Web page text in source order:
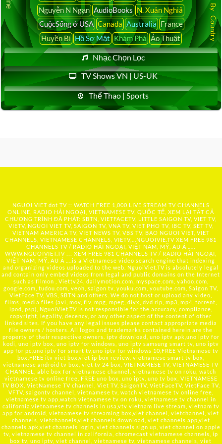
Nguyễn N Ngạn AudioBooks N. Xuân Nghiã
CuộcSống ở USA Canada Australia France
Huyền Bí Hồ Sơ Mật Khám Phá Ảo Thuật
Nhạc Chọn Lọc
TV Shows VN | US-UK
Thể Thao | Sports
NGUOI VIET dot TV :: WATCH FREE 1,000 LIVE STREAM TV CHANNELS
ONLINE, RADIO HẢI NGOẠI, VIETNAMESE TV, QUỐC TẾ, XEM LẠI TẤT CẢ
CHƯƠNG TRÌNH ĐÃ PHÁT: SBTN, VIETFACETV, LITTLE SAIGON TV, VIET TV,
VIETV, NGUOI VIET TV, SAIGON TV, VNA TV, VIET PHO TV, IBC TV, SET TV,
VIETNAM AMERICA TV, VIET NEWS TV, VBS TV, BAO NGUOI VIET, VIET
CHANNELS, VIETNAMESE CHANNELS, VIETV,... NGUOIVIE.TV XEM FREE 981
CHANNELS TV / RADIO HẢI NGOẠI, VIỆT NAM, MỸ, ÂU Á …..
WWW.NGUOIVIET.TV ::: XEM FREE 981 CHANNELS TV / RADIO HẢI NGOẠI,
VIỆT NAM, MỸ, ÂU Á ….is a Vietnamese video search engine that indexing
and organizing videos uploaded to the web. NguoiViet.TV is absolutely legal
and contain only embed videos from legal and public domains on the Internet
such as filmon , Viettv24, dailymotion.com, myspace.com, yahoo.com,
google.com, tudou.com, veoh, saigon tv, youku.com, youtube.com, Saigon TV,
VietFace TV, VBS, SBTN and others. We do not host or upload any video,
films, media files (avi, mov, flv, mpg, mpeg, divx, dvd rip, mp3, mp4, torrent,
ipod, psp), NguoiViet.TV is not responsible for the accuracy, compliance,
copyright, legality, decency, or any other aspect of the content of other
linked sites. If you have any legal issues please contact appropriate media
file owners / hosters. All logos and trademarks contained herein are the
property of their respective owners. iptv download, uno iptv apk,uno iptv for
kodi, uno iptv box, uno iptv for windows, uno iptv samsung smart tv, uno iptv
app for pc,uno iptv for smart tv,uno iptv for windows 10,FREE Vietnamese tv
box,FREE itv viet box,viet ip box review, vietnamese smart tv box,
vietnamese android tv box, viet tv 24 box, VIETNAMESE TV, VIETNAMESE TV
CHANNEL, able box for vietnamese channel, vietnamese tv on roku, watch
vietnamese tv online free, FREE uno box, uno iptv, uno tv box, VIETNAMESE
TV BOX, VietNamese TV channel, Viet TV, SaigonTV, VietFaceTV, VietFace TV,
VFTV, saigontv channel, vietnamese tv, watch vietnamese tv online free,
vietnamese tv app,watch vietnamese tv on roku, vietnamese tv channel in
california,vietnamese tv channels in usa,vtv vietnam live stream, vietnam tv
app for android, vietnamese tv streaming box,viet channel, vietchannel, viet
channels, vietchannels,viet channels download, viet channels app,viet
channels apk,viet channels login, viet channels sign up, viet channel on apple
tv, vietnamese tv channel in california, chromecast vietnamese channels, ip
box tv, uno iptv, viet channel, vietnamese tv, vietnamese channels, viet